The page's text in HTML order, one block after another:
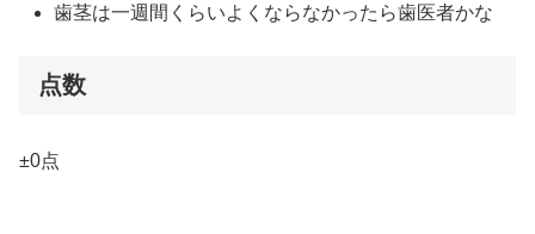
歯茎は一週間くらいよくならなかったら歯医者かな
点数
±0点